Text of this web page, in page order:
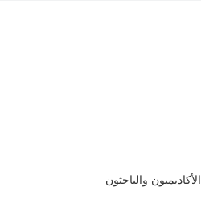
الأكاديميون والباحثون